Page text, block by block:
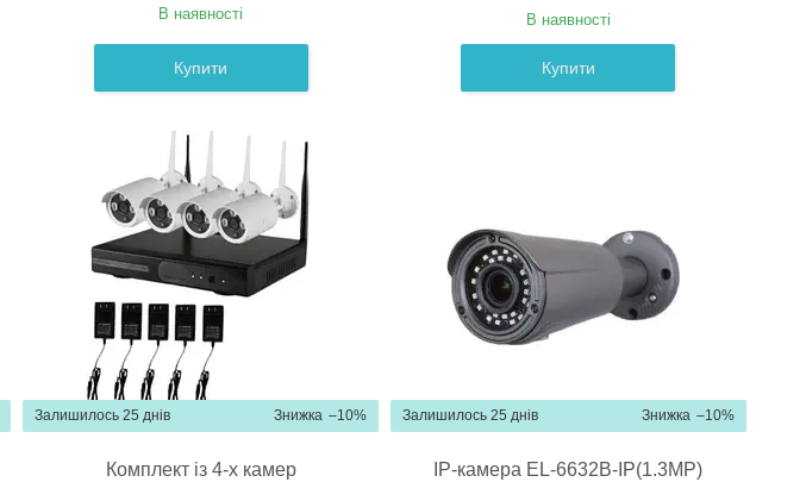
В наявності
Купити
В наявності
Купити
–10%
Залишилось 25 днів
Комплект із 4-х камер
–10%
Залишилось 25 днів
IP-камера EL-6632B-IP(1.3MP)